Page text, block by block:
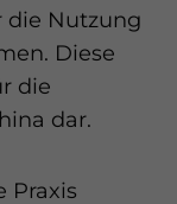
die Nutzung
Diese
die
dar.
Praxis